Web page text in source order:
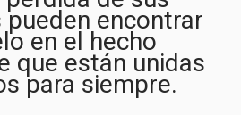
pueden encontrar
en el hecho
que están unidas
para siempre.